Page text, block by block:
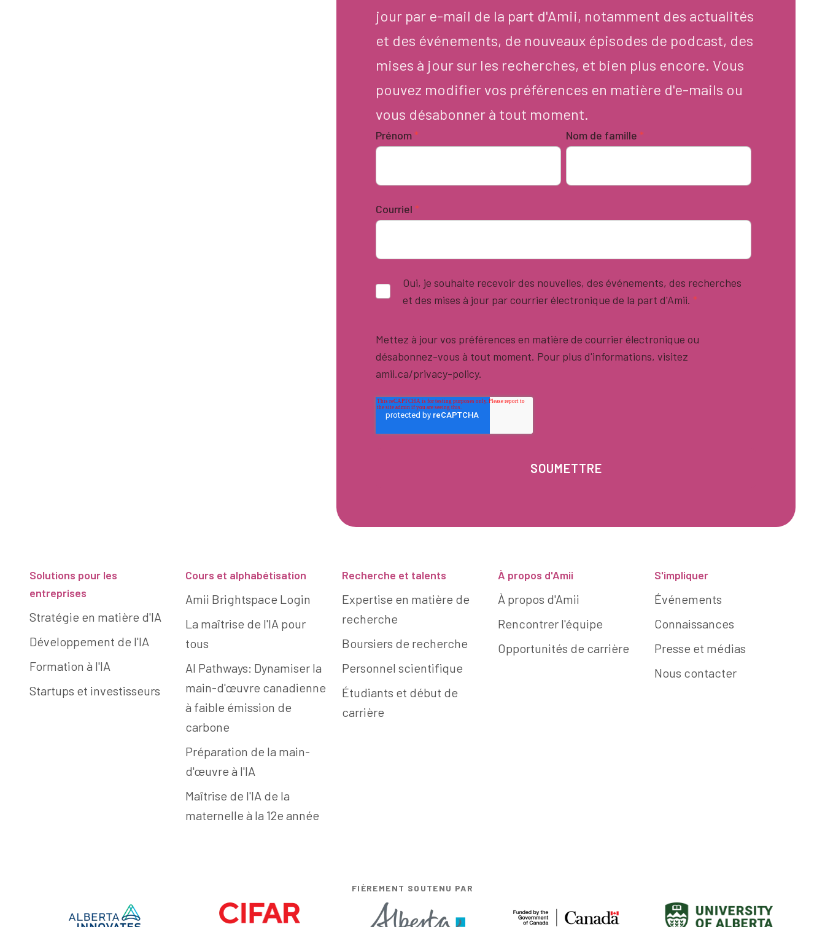
jour par e-mail de la part d'Amii, notamment des actualités
et des événements, de nouveaux épisodes de podcast, des
mises à jour sur les recherches, et bien plus encore. Vous
pouvez modifier vos préférences en matière d'e-mails ou
vous désabonner à tout moment.
Prénom* Nom de famille *
Courriel *
Oui, je souhaite recevoir des nouvelles, des événements, des recherches
et des mises à jour par courrier électronique de la part d'Amii. *
Mettez à jour vos préférences en matière de courrier électronique ou
désabonnez-vous à tout moment. Pour plus d'informations, visitez
amii.ca/privacy-policy.
Solutions pour les
entreprises
Stratégie en matière d'IA
Développement de l'IA
Formation à l'IA
Startups et investisseurs
Cours et alphabétisation
Amii Brightspace Login
La maîtrise de l'IA pour
tous
AI Pathways: Dynamiser la
main-d'œuvre canadienne
à faible émission de
carbone
Préparation de la main-
d'œuvre à l'IA
Maîtrise de l'IA de la
maternelle à la 12e année
Recherche et talents
Expertise en matière de
recherche
Boursiers de recherche
Personnel scientifique
Étudiants et début de
carrière
À propos d'Amii
À propos d'Amii
Rencontrer l'équipe
Opportunités de carrière
S'impliquer
Événements
Connaissances
Presse et médias
Nous contacter
FIÈREMENT SOUTENU PAR